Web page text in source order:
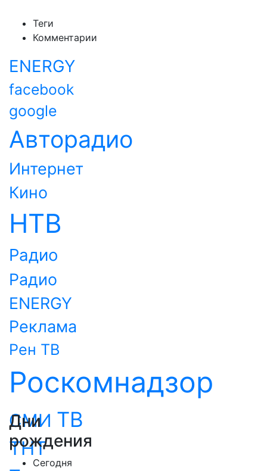
Теги
Комментарии
ENERGY
facebook
google
Авторадио
Интернет
Кино
НТВ
Радио
Радио
ENERGY
Реклама
Рен ТВ
Роскомнадзор
СМИ ТВ
ТНТ
Дни
рождения
Сегодня